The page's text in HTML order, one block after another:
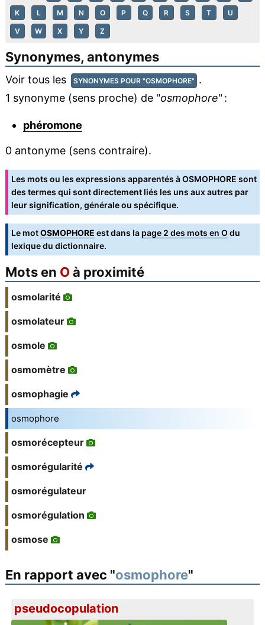
K L M N O P Q R S T U
V W X Y Z
Synonymes, antonymes
Voir tous les SYNONYMES POUR "OSMOPHORE" .
1 synonyme (sens proche) de "osmophore" :
phéromone
0 antonyme (sens contraire).
Les mots ou les expressions apparentés à OSMOPHORE sont
des termes qui sont directement liés les uns aux autres par
leur signification, générale ou spécifique.
Le motOSMOPHORE est dans la page 2 des mots en O du
lexique du dictionnaire.
Mots en O à proximité
osmolarité
osmolateur
osmole
osmomètre
osmophagie
osmophore
osmorécepteur
osmorégularité
osmorégulateur
osmorégulation
osmose
En rapport avec "osmophore"
pseudocopulation